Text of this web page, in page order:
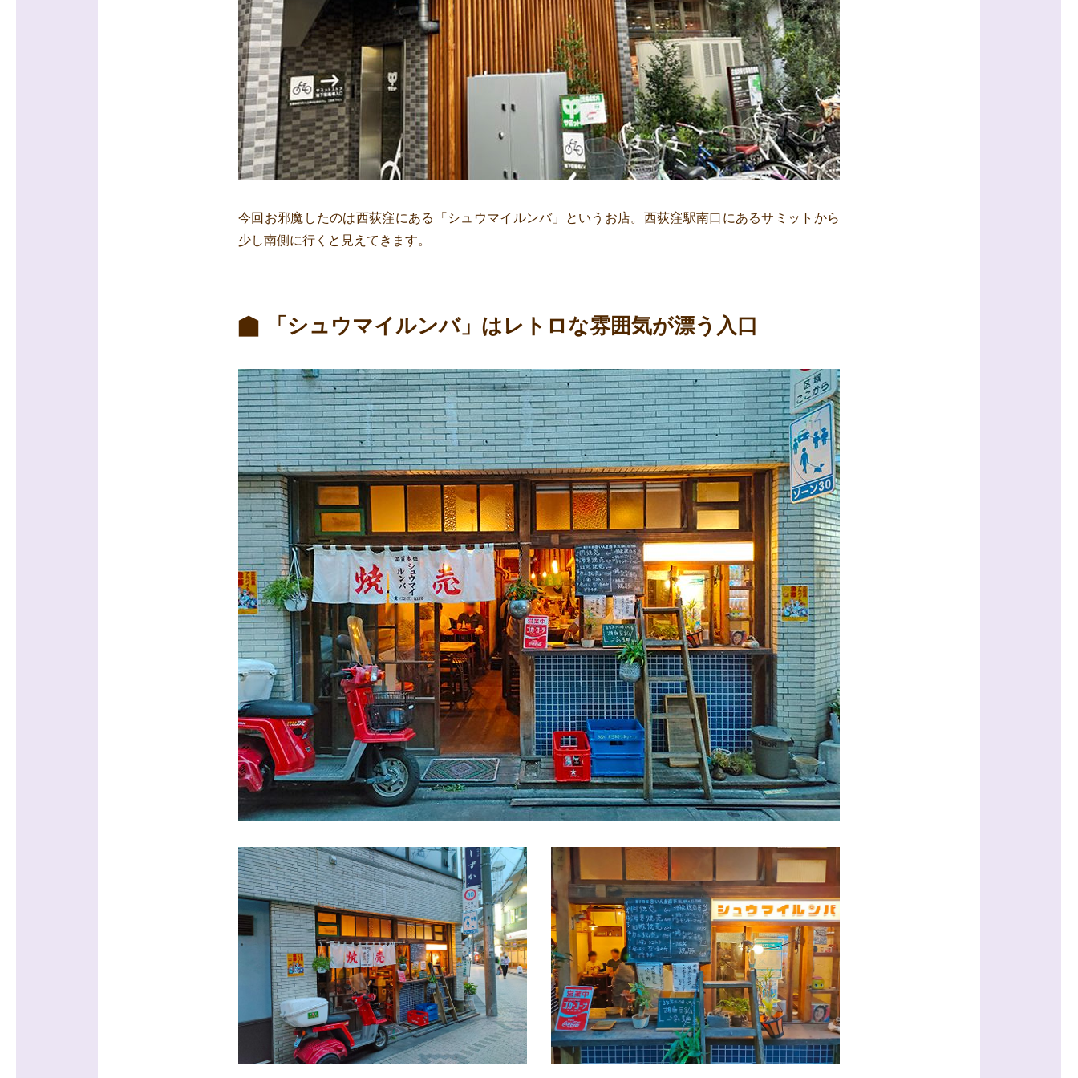
今回お邪魔したのは西荻窪にある「シュウマイルンバ」というお店。西荻窪駅南口にあるサミットから
少し南側に行くと見えてきます。
「シュウマイルンバ」はレトロな雰囲気が漂う入口